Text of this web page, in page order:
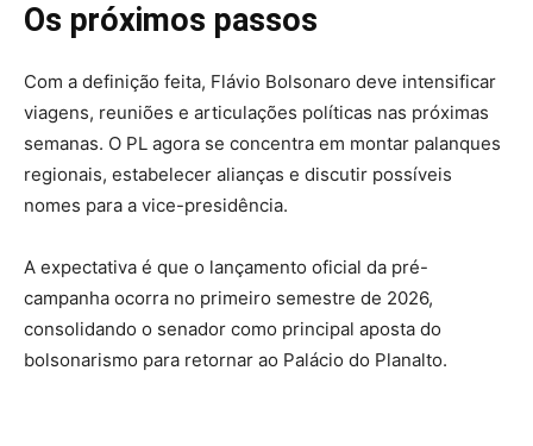
Os próximos passos
Com a definição feita, Flávio Bolsonaro deve intensificar
viagens, reuniões e articulações políticas nas próximas
semanas. O PL agora se concentra em montar palanques
regionais, estabelecer alianças e discutir possíveis
nomes para a vice-presidência.
A expectativa é que o lançamento oficial da pré-
campanha ocorra no primeiro semestre de 2026,
consolidando o senador como principal aposta do
bolsonarismo para retornar ao Palácio do Planalto.